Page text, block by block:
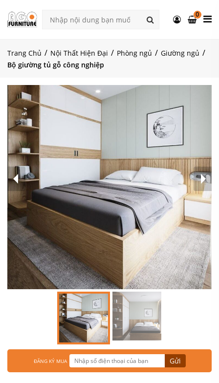
0
Trang Chủ Nội Thất Hiện Đại Phòng ngủ
Giường ngủ
Bộ giường tủ gỗ công nghiệp
ĐĂNG KÝ MUA Gửi